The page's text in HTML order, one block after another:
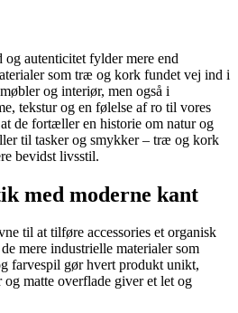
autenticitet fylder mere end
som træ og kork fundet vej ind i
og interiør, men også i
tekstur og en følelse af ro til vores
de fortæller en historie om natur og
til tasker og smykker – træ og kork
bevidst livsstil.
med moderne kant
til at tilføre accessories et organisk
mere industrielle materialer som
farvespil gør hvert produkt unikt,
matte overflade giver et let og